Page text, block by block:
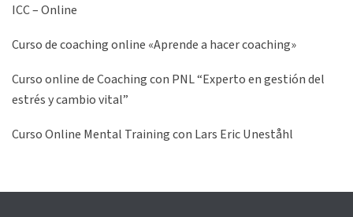
ICC – Online
Curso de coaching online «Aprende a hacer coaching»
Curso online de Coaching con PNL “Experto en gestión del
estrés y cambio vital”
Curso Online Mental Training con Lars Eric Uneståhl